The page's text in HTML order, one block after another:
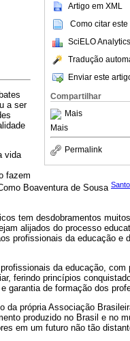
Artigo em XML
Como citar este
SciELO Analytics
Tradução
Enviar este
Compartilhar
Mais
Mais
Permalink
a ser
vida
fazem
Boaventura de Sousa
tem desdobramentos
alijados do processo
profissionais da educação e
da educação, com
ferindo princípios
garantia de formação dos
da própria Associação
produzido no Brasil e no
em um futuro não tão